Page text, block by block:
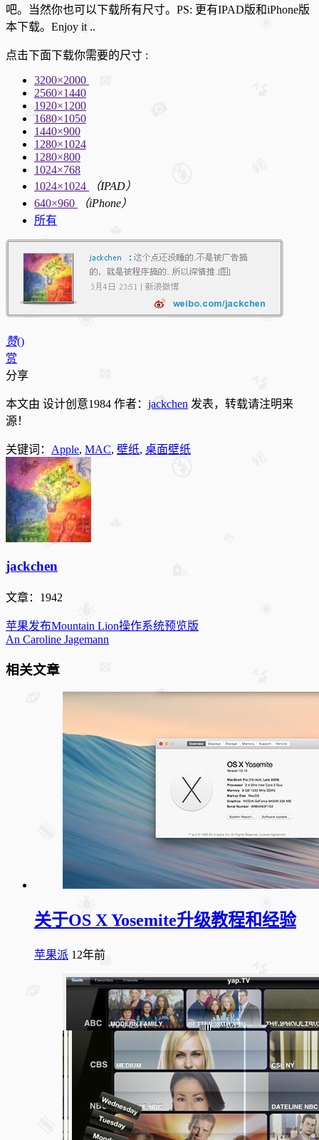
吧。当然你也可以下载所有尺寸。PS: 更有IPAD版和iPhone版
本下载。Enjoy it ..
点击下面下载你需要的尺寸 :
3200×2000
2560×1440
1920×1200
1680×1050
1440×900
1280×1024
1280×800
1024×768
1024×1024
（IPAD）
640×960
（iPhone）
所有
赞()
赏
分享
本文由 设计创意1984 作者： jackchen 发表，转载请注明来
源！
关键词： Apple, MAC, 壁纸, 桌面壁纸
jackchen
文章：1942
苹果发布Mountain Lion操作系统预览版
An Caroline Jagemann
相关文章
关于OS X Yosemite升级教程和经验
苹果派 12年前